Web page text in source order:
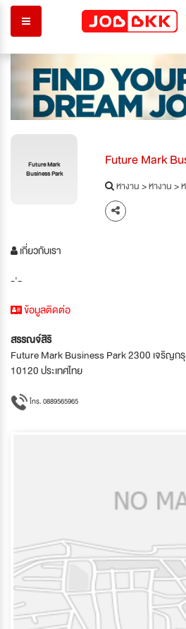
Future Mark
Business Park
Future Mark
หางาน>หางาน>
เกี่ยวกับเรา
-'-
ข้อมูลติดต่อ
สรรณจ์สิริ
Future Mark Business Park 2300 เจริญก
10120 ประเทศไทย
โทร. 0889565965